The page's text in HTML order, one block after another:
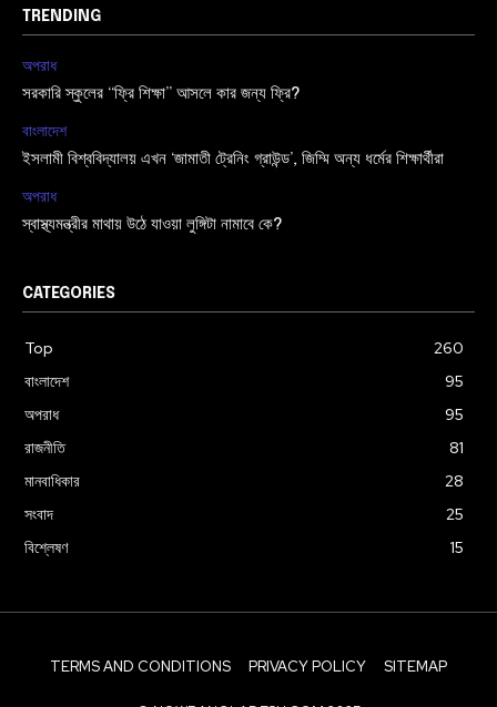
TRENDING
অপরাধ
সরকারি স্কুলের “ফ্রি শিক্ষা” আসলে কার জন্য ফ্রি?
বাংলাদেশ
ইসলামী বিশ্ববিদ্যালয় এখন ‘জামাতী ট্রেনিং গ্রাউন্ড’, জিম্মি অন্য ধর্মের শিক্ষার্থীরা
অপরাধ
স্বাস্থ্যমন্ত্রীর মাথায় উঠে যাওয়া লুঙ্গিটা নামাবে কে?
CATEGORIES
Top
260
বাংলাদেশ
95
অপরাধ
95
রাজনীতি
81
মানবাধিকার
28
সংবাদ
25
বিশ্লেষণ
15
TERMS AND CONDITIONS PRIVACY POLICY SITEMAP